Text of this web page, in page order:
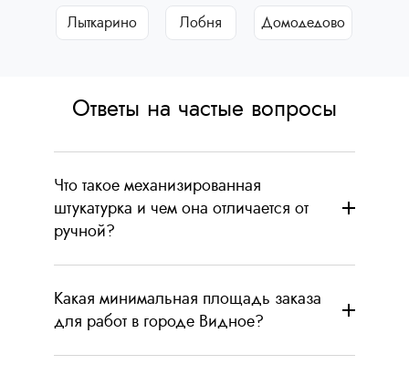
Лыткарино Лобня Домодедово
Ответы на частые вопросы
Что такое механизированная
штукатурка и чем она отличается от
ручной?
Какая минимальная площадь заказа
для работ в городе Видное?